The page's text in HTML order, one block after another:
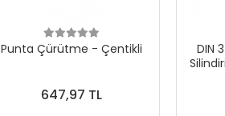
Punta Çürütme - Çentikli
647,97 TL
DIN